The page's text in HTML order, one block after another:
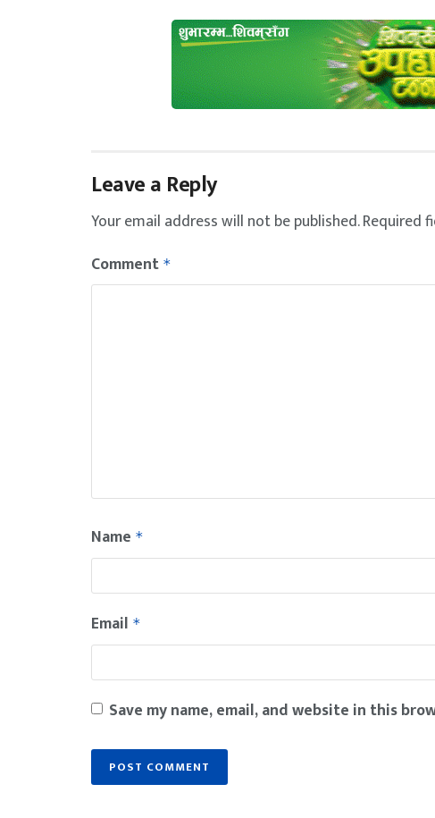
Leave a Reply
Your email address will not be published.Required
Comment *
Name *
Email *
Save my name, email, and website in this